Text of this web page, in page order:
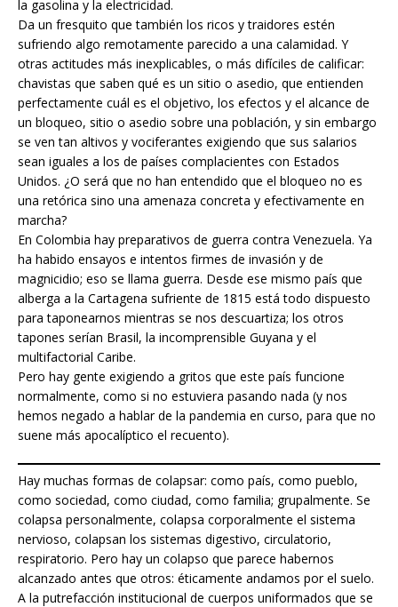
la gasolina y la electricidad.
Da un fresquito que también los ricos y traidores estén
sufriendo algo remotamente parecido a una calamidad. Y
otras actitudes más inexplicables, o más difíciles de calificar:
chavistas que saben qué es un sitio o asedio, que entienden
perfectamente cuál es el objetivo, los efectos y el alcance de
un bloqueo, sitio o asedio sobre una población, y sin embargo
se ven tan altivos y vociferantes exigiendo que sus salarios
sean iguales a los de países complacientes con Estados
Unidos. ¿O será que no han entendido que el bloqueo no es
una retórica sino una amenaza concreta y efectivamente en
marcha?
En Colombia hay preparativos de guerra contra Venezuela. Ya
ha habido ensayos e intentos firmes de invasión y de
magnicidio; eso se llama guerra. Desde ese mismo país que
alberga a la Cartagena sufriente de 1815 está todo dispuesto
para taponearnos mientras se nos descuartiza; los otros
tapones serían Brasil, la incomprensible Guyana y el
multifactorial Caribe.
Pero hay gente exigiendo a gritos que este país funcione
normalmente, como si no estuviera pasando nada (y nos
hemos negado a hablar de la pandemia en curso, para que no
suene más apocalíptico el recuento).
Hay muchas formas de colapsar: como país, como pueblo,
como sociedad, como ciudad, como familia; grupalmente. Se
colapsa personalmente, colapsa corporalmente el sistema
nervioso, colapsan los sistemas digestivo, circulatorio,
respiratorio. Pero hay un colapso que parece habernos
alcanzado antes que otros: éticamente andamos por el suelo.
A la putrefacción institucional de cuerpos uniformados que se